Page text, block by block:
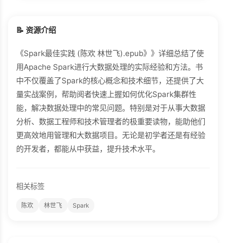
📝 资源介绍
《Spark最佳实践 (陈欢 林世飞).epub》》详细总结了使
用Apache Spark进行大数据处理的实际经验和方法。书
中不仅覆盖了Spark的核心概念和技术细节，还提供了大
量实战案例，帮助阅者快速上握如何优化Spark集群性
能，解决数据处理中的常见问题。特别是对于从事大数据
分析、数据工程师和技术管理者的极重要读物，能助他们
更高效地用管理和大数据项目。无论是初学者还是有经验
的开发者，都能从中获益，提升技术水平。
相关标签
陈欢 林世飞 Spark